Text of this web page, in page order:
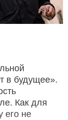
в будущее».
Как для
его не